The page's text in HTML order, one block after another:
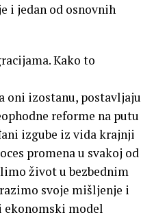
i jedan od osnovnih
Kako to
oni izostanu, postavljaju
reforme na putu
izgube iz vida krajnji
promena u svakoj od
život u bezbednim
svoje mišljenje i
ekonomski model